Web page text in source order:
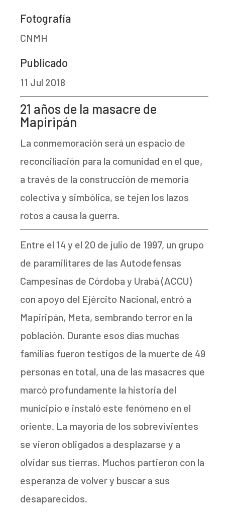
Fotografía
CNMH
Publicado
11 Jul 2018
21 años de la masacre de
Mapiripán
La conmemoración será un espacio de
reconciliación para la comunidad en el que,
a través de la construcción de memoria
colectiva y simbólica, se tejen los lazos
rotos a causa la guerra.
Entre el 14 y el 20 de julio de 1997, un grupo
de paramilitares de las Autodefensas
Campesinas de Córdoba y Urabá (ACCU)
con apoyo del Ejército Nacional, entró a
Mapiripán, Meta, sembrando terror en la
población. Durante esos días muchas
familias fueron testigos de la muerte de 49
personas en total, una de las masacres que
marcó profundamente la historia del
municipio e instaló este fenómeno en el
oriente. La mayoría de los sobrevivientes
se vieron obligados a desplazarse y a
olvidar sus tierras. Muchos partieron con la
esperanza de volver y buscar a sus
desaparecidos.